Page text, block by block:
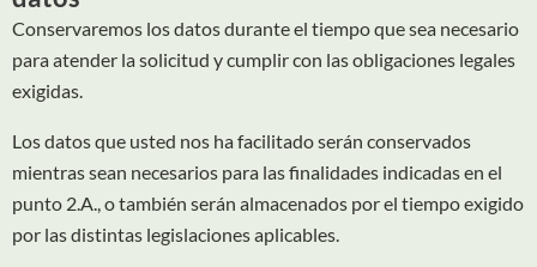
Conservaremos los datos durante el tiempo que sea necesario
para atender la solicitud y cumplir con las obligaciones legales
exigidas.
Los datos que usted nos ha facilitado serán conservados
mientras sean necesarios para las finalidades indicadas en el
punto 2.A., o también serán almacenados por el tiempo exigido
por las distintas legislaciones aplicables.